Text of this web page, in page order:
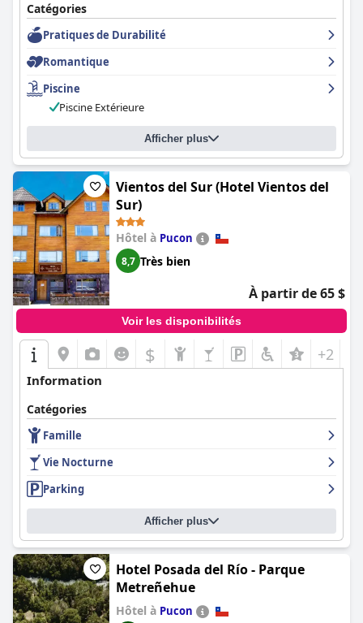
Catégories
Pratiques de Durabilité
Romantique
Piscine
Piscine Extérieure
Afficher plus
Vientos del Sur (Hotel Vientos del
Sur)
Hôtel à Pucon
8,7 Très bien
À partir de 65 $
Voir les disponibilités
$ +2
Information
Catégories
Famille
Vie Nocturne
Parking
Afficher plus
Hotel Posada del Río - Parque
Metreñehue
Hôtel à Pucon